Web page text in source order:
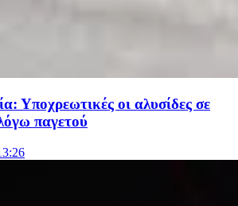
Υποχρεωτικές οι αλυσίδες σε
παγετού